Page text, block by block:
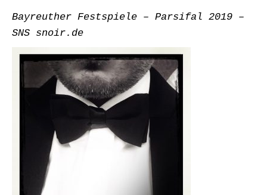
Bayreuther Festspiele – Parsifal 2019 –
SNS snoir.de